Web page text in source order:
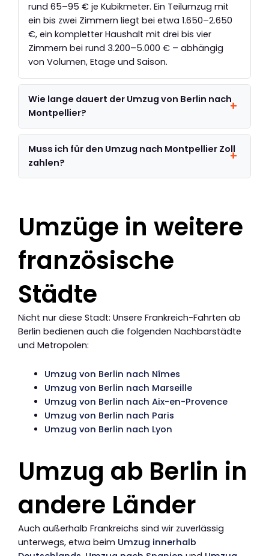
rund 65–95 € je Kubikmeter. Ein Teilumzug mit
ein bis zwei Zimmern liegt bei etwa 1.650–2.650
€, ein kompletter Haushalt mit drei bis vier
Zimmern bei rund 3.200–5.000 € – abhängig
von Volumen, Etage und Saison.
Wie lange dauert der Umzug von Berlin nach
Montpellier?
Muss ich für den Umzug nach Montpellier Zoll
zahlen?
Umzüge in weitere
französische
Städte
Nicht nur diese Stadt: Unsere Frankreich-Fahrten ab
Berlin bedienen auch die folgenden Nachbarstädte
und Metropolen:
Umzug von Berlin nach Nîmes
Umzug von Berlin nach Marseille
Umzug von Berlin nach Aix-en-Provence
Umzug von Berlin nach Paris
Umzug von Berlin nach Lyon
Umzug ab Berlin in
andere Länder
Auch außerhalb Frankreichs sind wir zuverlässig
unterwegs, etwa beim Umzug innerhalb